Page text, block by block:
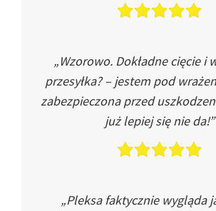
„Wzorowo. Dokładne cięcie i
przesyłka? – jestem pod
zabezpieczona przed
już lepiej się nie da!”
„Pleksa faktycznie wygląda